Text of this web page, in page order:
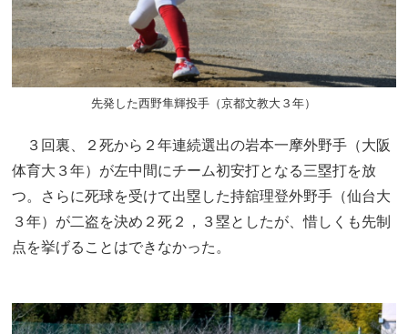
先発した西野隼輝投手（京都文教大３年）
３回裏、２死から２年連続選出の岩本一摩外野手（大阪
体育大３年）が左中間にチーム初安打となる三塁打を放
つ。さらに死球を受けて出塁した持舘理登外野手（仙台大
３年）が二盗を決め２死２，３塁としたが、惜しくも先制
点を挙げることはできなかった。